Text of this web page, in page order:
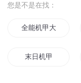
您是不是在找：
全能机甲大师
末日机甲